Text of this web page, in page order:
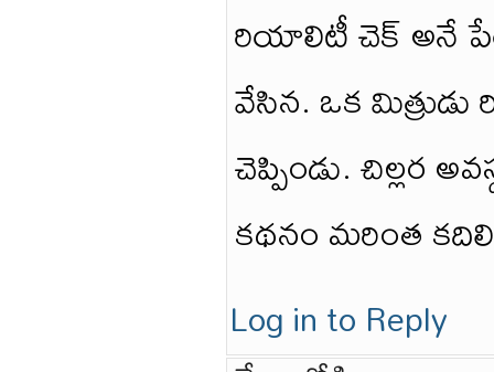
రియాలిటీ చెక్ అనే
వేసిన. ఒక
చెప్పిండు. చిల్లర
కథనం మరింత
Log in to Reply